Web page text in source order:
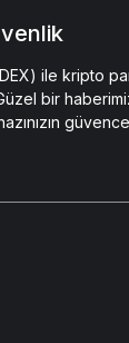
ile kripto
bir